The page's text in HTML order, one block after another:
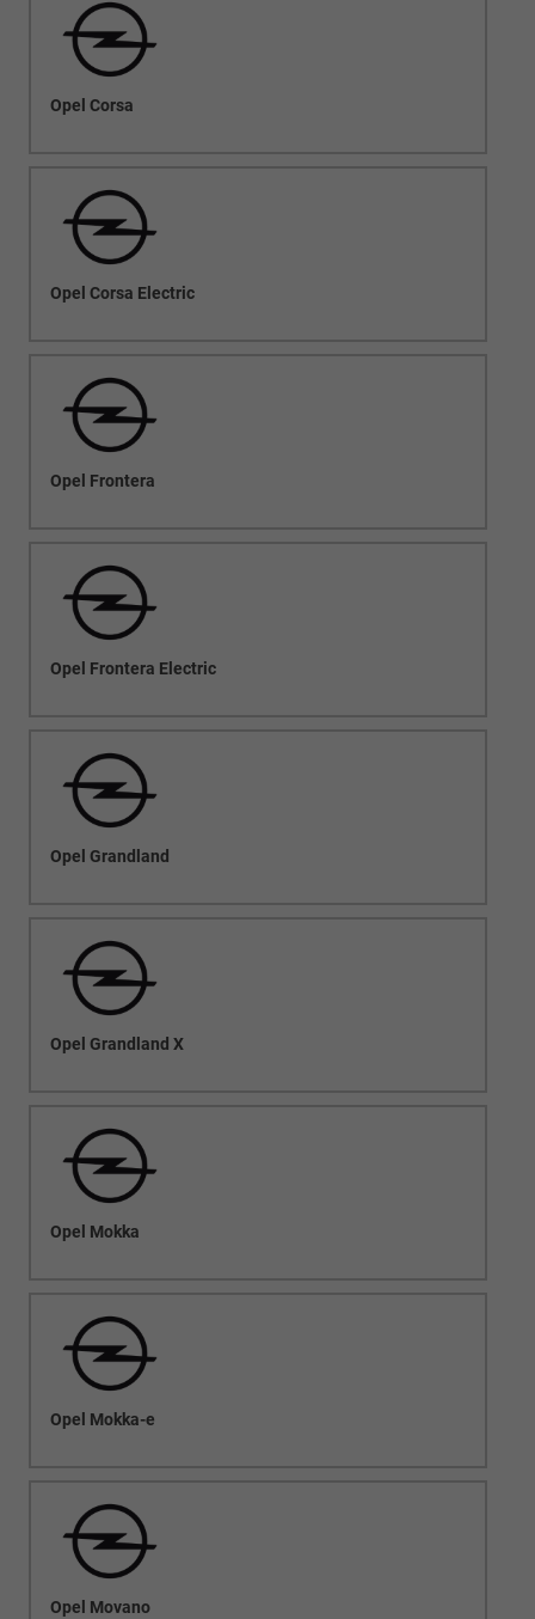
Opel Corsa
Opel Corsa Electric
Opel Frontera
Opel Frontera Electric
Opel Grandland
Opel Grandland X
Opel Mokka
Opel Mokka-e
Opel Movano